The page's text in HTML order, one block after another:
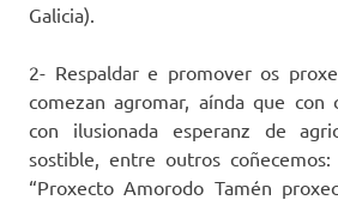
Galicia).
2- Respaldar e promover os
comezan agromar, aínda que con
con ilusionada esperanz de
sostible, entre outros
“Proxecto Amorodo Tamén